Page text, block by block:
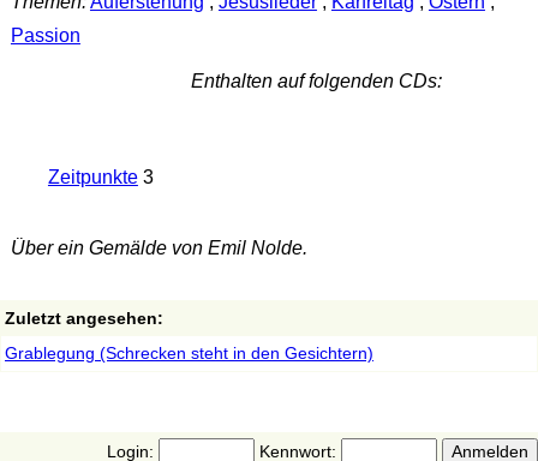
Passion
Enthalten auf folgenden CDs:
Zeitpunkte3
Über ein Gemälde von Emil Nolde.
Zuletzt angesehen:
Grablegung (Schrecken steht in den Gesichtern)
Login: Kennwort: